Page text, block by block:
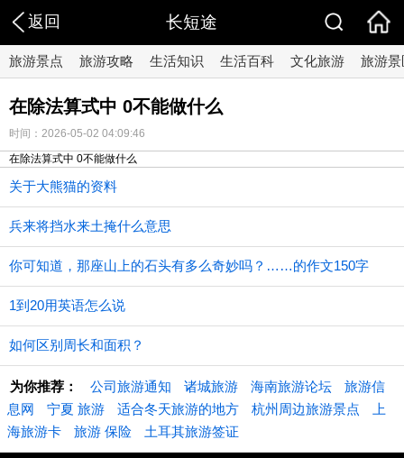
返回 长短途
旅游景点 旅游攻略 生活知识 生活百科 文化旅游 旅游景
在除法算式中 0不能做什么
时间：2026-05-02 04:09:46
在除法算式中 0不能做什么
关于大熊猫的资料
兵来将挡水来土掩什么意思
你可知道，那座山上的石头有多么奇妙吗？……的作文150字
1到20用英语怎么说
如何区别周长和面积？
为你推荐： 公司旅游通知 诸城旅游 海南旅游论坛
旅游信
息网
宁夏 旅游 适合冬天旅游的地方 杭州周边旅游景点
上
海旅游卡
旅游 保险 土耳其旅游签证